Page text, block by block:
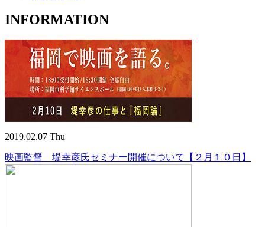
INFORMATION
2019.02.07 Thu
映画監督 堤幸彦氏セミナー開催について【２月１０日】